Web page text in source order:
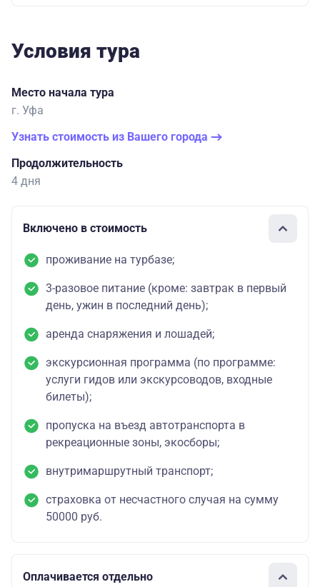
Условия тура
Место начала тура
г. Уфа
Узнать стоимость из Вашего города
Продолжительность
4 дня
Включено в стоимость
проживание на турбазе;
3-разовое питание (кроме: завтрак в первый
день, ужин в последний день);
аренда снаряжения и лошадей;
экскурсионная программа (по программе:
услуги гидов или экскурсоводов, входные
билеты);
пропуска на въезд автотранспорта в
рекреационные зоны, экосборы;
внутримаршрутный транспорт;
страховка от несчастного случая на сумму
50000 руб.
Оплачивается отдельно